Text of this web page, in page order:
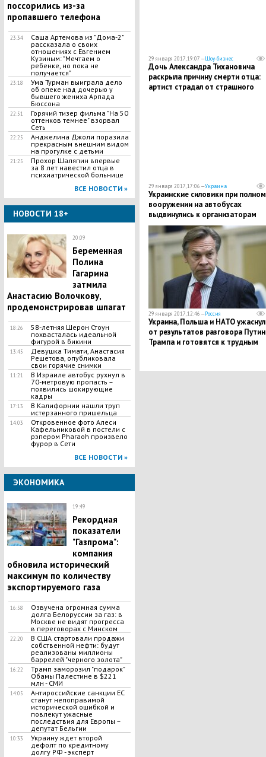
поссорились из-за
пропавшего телефона
23:34
Саша Артемова из "Дома-2"
рассказала о своих
отношениях с Евгением
Кузиным: "Мечтаем о
ребенке, но пока не
получается"
23:18
Ума Турман выиграла дело
об опеке над дочерью у
бывшего жениха Арпада
Бюссона
22:51
Горячий тизер фильма "На 50
оттенков темнее" взорвал
Сеть
22:25
Анджелина Джоли поразила
прекрасным внешним видом
на прогулке с детьми
21:25
Прохор Шаляпин впервые
за 8 лет навестил отца в
психиатрической больнице
ВСЕ НОВОСТИ »
НОВОСТИ 18+
20:09
Беременная
Полина
Гагарина
затмила
Анастасию Волочкову,
продемонстрировав шпагат
18:26
58-летняя Шерон Стоун
похвасталась идеальной
фигурой в бикини
13:45
Девушка Тимати, Анастасия
Решетова, опубликовала
свои горячие снимки
11:21
В Израиле автобус рухнул в
70-метровую пропасть –
появились шокирующие
кадры
17:13
В Калифорнии нашли труп
истерзанного пришельца
14:03
Откровенное фото Алеси
Кафельниковой в постели с
рэпером Pharaoh произвело
фурор в Сети
ВСЕ НОВОСТИ »
ЭКОНОМИКА
19:49
Рекордная
показатели
"Газпрома":
компания
обновила исторический
максимум по количеству
экспортируемого газа
16:58
Озвучена огромная сумма
долга Белоруссии за газ: в
Москве не видят прогресса
в переговорах с Минском
22:20
В США стартовали продажи
собственной нефти: будут
реализованы миллионы
баррелей "черного золота"
16:22
Трамп заморозил "подарок"
Обамы Палестине в $221
млн - СМИ
14:05
Антироссийские санкции ЕС
станут непоправимой
исторической ошибкой и
повлекут ужасные
последствия для Европы –
депутат Бельгии
10:33
Украину ждет второй
дефолт по кредитному
долгу РФ - эксперт
29 января 2017, 19:07 —Шоу-бизнес
Дочь Александра Тихановича
раскрыла причину смерти отца:
артист страдал от страшного
29 января 2017, 17:06 —Украина
Украинские силовики при полном
вооружении на автобусах
выдвинулись к организаторам
блокады ЛДНР
29 января 2017, 12:46 —Россия
Украина, Польша и НАТО
от результатов разговора
Трампа и готовятся к трудным